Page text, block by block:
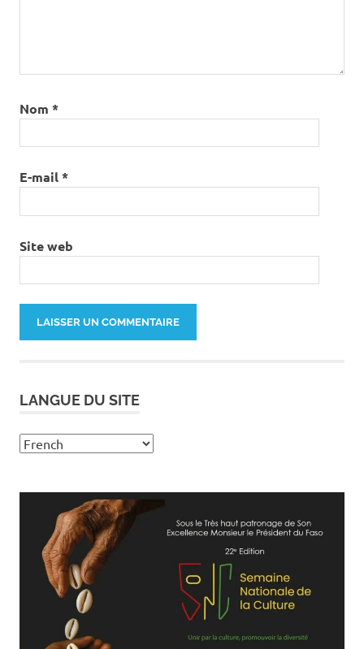
Nom *
E-mail*
Site web
LANGUE DU SITE